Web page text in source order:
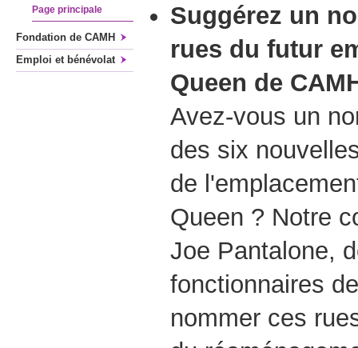
Page principale
Fondation de CAMH
Emploi et bénévolat
Suggérez un
rues du futur
Queen de
Avez-vous un
des six
de
Queen ? Notre
Joe Pantalone,
fonctionnaires
nommer ces